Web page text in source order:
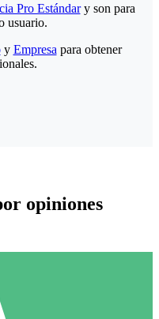
Pro Estándary son para
usuario.
y Empresa para obtener
opiniones